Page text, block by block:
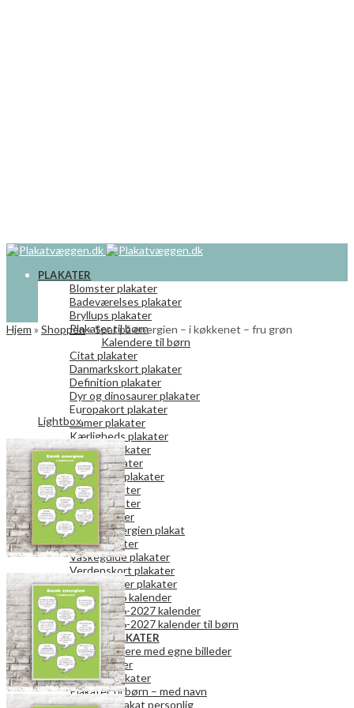
PLAKATER
Blomster plakater
Badeværelses plakater
Bryllups plakater
Plakater til børn
Kalendere til børn
Citat plakater
Danmarkskort plakater
Definition plakater
Dyr og dinosaurer plakater
Europakort plakater
Gamer plakater
Kærligheds plakater
Køkken plakater
Kunst plakater
Mor og Far plakater
Natur plakater
Retro plakater
Rum plakater
Spar på energien plakat
Teen plakater
Vaskeguide plakater
Verdenskort plakater
Vægkalender plakater
2026 kalender
2026-2027 kalender
2026-2027 kalender til børn
PERSONLIGE PLAKATER
Fotokalendere med egne billeder
Fotoplakater
Bogstavplakater
Plakater til børn – med navn
Danmark plakat personlig
Hjem » Shoppen»Spar på energien – i køkkenet – fru grøn
Lightbox